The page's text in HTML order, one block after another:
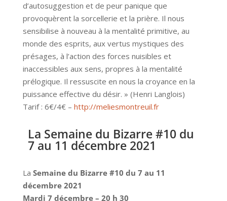
d’autosuggestion et de peur panique que
provoquèrent la sorcellerie et la prière. Il nous
sensibilise à nouveau à la mentalité primitive, au
monde des esprits, aux vertus mystiques des
présages, à l’action des forces nuisibles et
inaccessibles aux sens, propres à la mentalité
prélogique. Il ressuscite en nous la croyance en la
puissance effective du désir. » (Henri Langlois)
Tarif : 6€/4€ – http://meliesmontreuil.fr
La Semaine du Bizarre #10 du
7 au 11 décembre 2021
La Semaine du Bizarre #10 du 7 au 11
décembre 2021
Mardi 7 décembre – 20 h 30